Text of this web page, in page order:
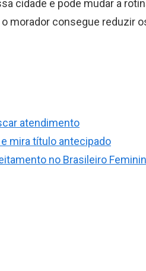
cidade e pode mudar a
morador consegue reduzir
atendimento
mira título antecipado
no Brasileiro